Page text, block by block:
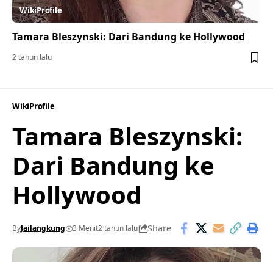
WikiProfile
Tamara Bleszynski: Dari Bandung ke Hollywood
2 tahun lalu
WikiProfile
Tamara Bleszynski:
Dari Bandung ke
Hollywood
ByJailangkung 3 Menit2 tahun lalu Share